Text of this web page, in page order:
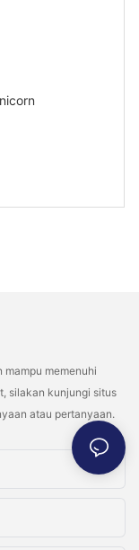
mampu memenuhi
silakan kunjungi situs
atau pertanyaan.